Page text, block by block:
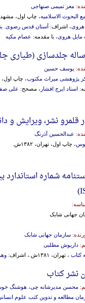
معز تمیمی صنهاجی
‌البحوث‌ ‌الاسلامیه‌، چاپ اول، مشهد، ۱۳۶۷ش.،
هروی، اشراف: ‌آستان‌ قدس‌ رضو‌ی‌.
مایل هروی، با مقدمه: عصام مکیه
جلدسازی (طیاری
یوسف حسین
پژوهشی میراث مکتوب
استاد ایرج افشار ، مصحح: علی
قلمرو نشر، ویرایش و
عبدالحسین آذرنگ
، چاپ اول، تهران، ۱۳۸۲ش.
شماره استاندارد
جهانی شابک
سازمان جهانی شابک
داریوش مطلبی
کتاب ، تهران، ۱۳۸۱ش.، اشراف:
نشر کتاب
محسن مدیرشانه چی، هوشنگ
مطالعه و تدوین کتب علوم